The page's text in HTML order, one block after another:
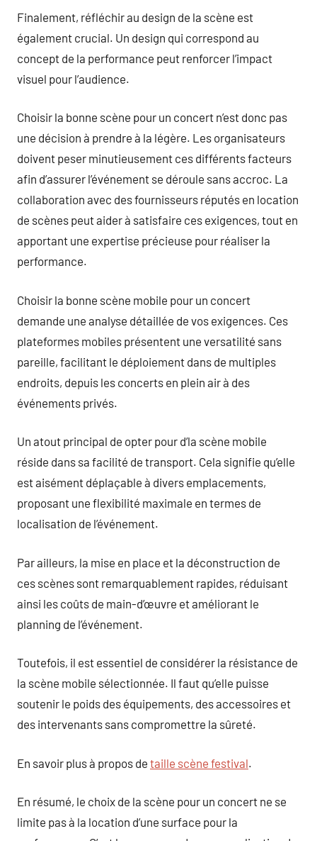
Finalement, réfléchir au design de la scène est
également crucial. Un design qui correspond au
concept de la performance peut renforcer l’impact
visuel pour l’audience.
Choisir la bonne scène pour un concert n’est donc pas
une décision à prendre à la légère. Les organisateurs
doivent peser minutieusement ces différents facteurs
afin d’assurer l’événement se déroule sans accroc. La
collaboration avec des fournisseurs réputés en location
de scènes peut aider à satisfaire ces exigences, tout en
apportant une expertise précieuse pour réaliser la
performance.
Choisir la bonne scène mobile pour un concert
demande une analyse détaillée de vos exigences. Ces
plateformes mobiles présentent une versatilité sans
pareille, facilitant le déploiement dans de multiples
endroits, depuis les concerts en plein air à des
événements privés.
Un atout principal de opter pour d’la scène mobile
réside dans sa facilité de transport. Cela signifie qu’elle
est aisément déplaçable à divers emplacements,
proposant une flexibilité maximale en termes de
localisation de l’événement.
Par ailleurs, la mise en place et la déconstruction de
ces scènes sont remarquablement rapides, réduisant
ainsi les coûts de main-d’œuvre et améliorant le
planning de l’événement.
Toutefois, il est essentiel de considérer la résistance de
la scène mobile sélectionnée. Il faut qu’elle puisse
soutenir le poids des équipements, des accessoires et
des intervenants sans compromettre la sûreté.
En savoir plus à propos de taille scène festival.
En résumé, le choix de la scène pour un concert ne se
limite pas à la location d’une surface pour la